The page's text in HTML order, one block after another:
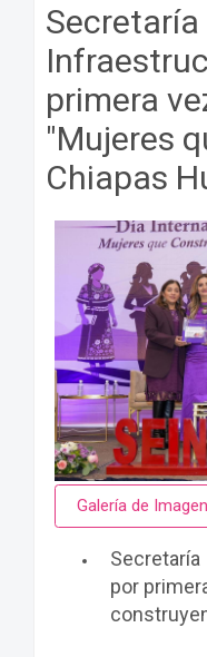
Secretaría
primera
"Mujeres
Chiapas
Galería de
por